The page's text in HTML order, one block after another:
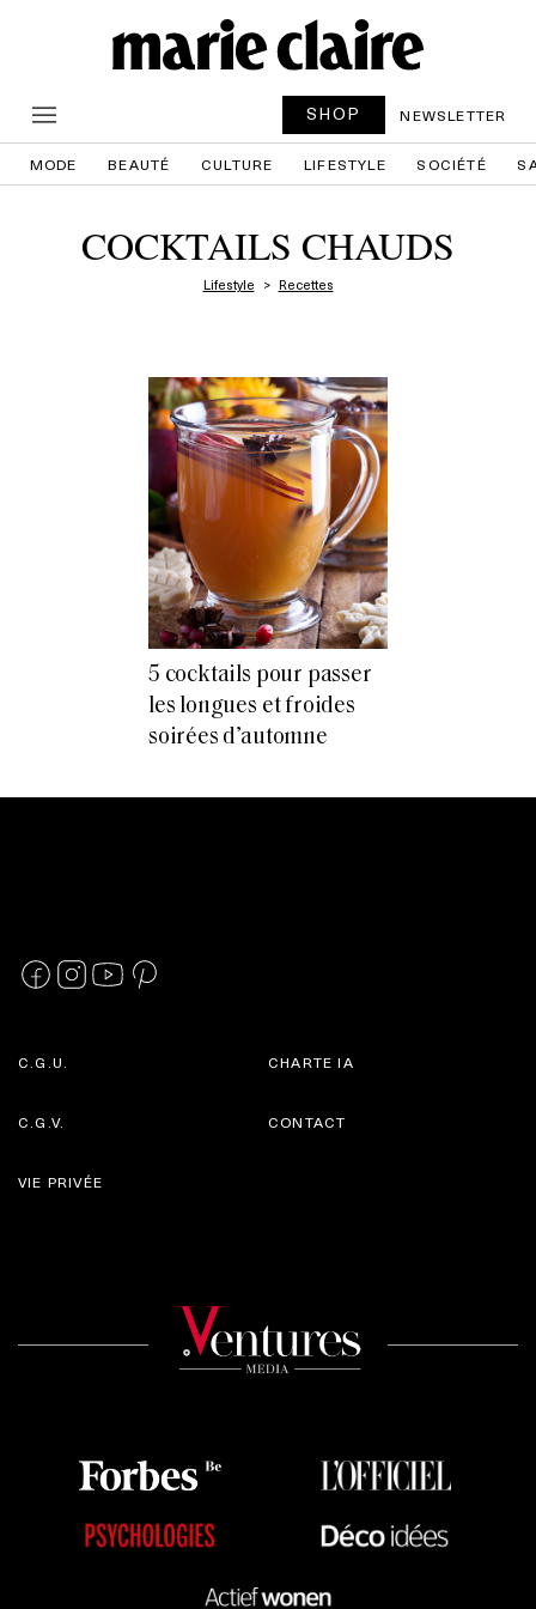
SHOP NEWSLETTER
MODE BEAUTÉ CULTURE LIFESTYLE SOCIÉTÉ
COCKTAILS CHAUDS
Lifestyle Recettes
5 cocktails pour passer
les longues et froides
soirées d’automne
C.G.U.
C.G.V.
CHARTE IA
CONTACT
VIE PRIVÉE